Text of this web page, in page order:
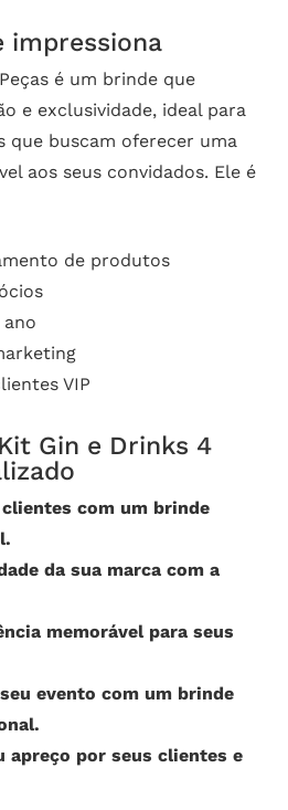
impressiona
é um brinde que
e exclusividade, ideal para
que buscam oferecer uma
aos seus convidados. Ele é
de produtos
VIP
Gin e Drinks 4
com um brinde
da sua marca com a
memorável para seus
evento com um brinde
apreço por seus clientes e